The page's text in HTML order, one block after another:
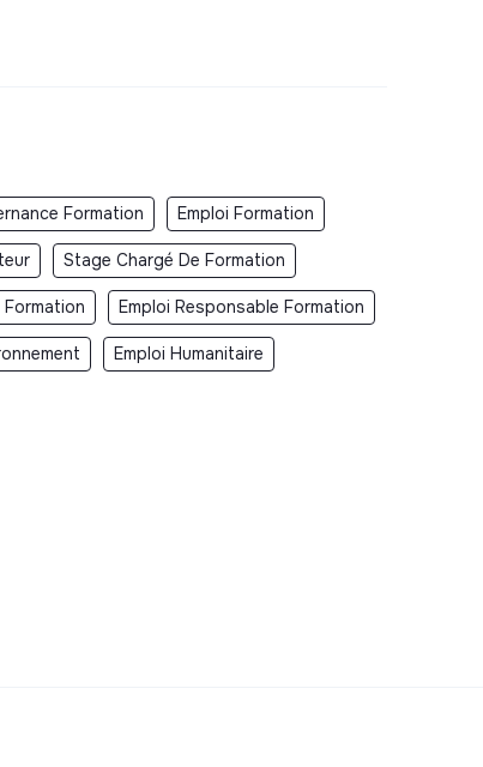
Formation Emploi Formation
Stage Chargé De Formation
Emploi Responsable Formation
Emploi Humanitaire